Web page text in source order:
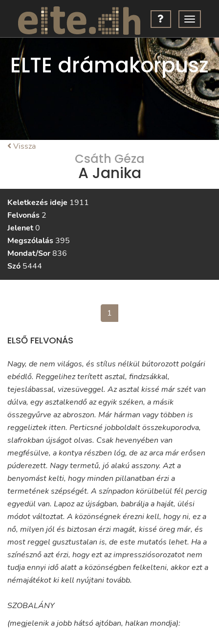
ELTE drámakorpusz
Vissza
Csáth Géza
A Janika
Keletkezés ideje 1911
Felvonás 2
Jelenet0
Megszólalás 395
Mondat/Sor836
Szó 5444
1
ELSŐ FELVONÁS
Nagy, de nem világos, és stílus nélkül bútorozott polgári
ebédlő. Reggelihez terített asztal, findzsákkal,
tejeslábassal, vizesüveggel. Az asztal kissé már szét van
dúlva, egy asztalkendő az egyik széken, a másik
összegyűrve az abroszon. Már hárman vagy többen is
reggeliztek itten. Perticsné jobboldalt összekuporodva,
slafrokban újságot olvas. Csak hevenyében van
megfésülve, a kontya részben lóg, de az arca már erősen
púderezett. Nagy termetű, jó alakú asszony. Azt a
benyomást kelti, hogy minden pillanatban érzi a
termetének szépségét. A színpadon körülbelül fél percig
egyedül van. Lapoz az újságban, babrálja a haját, ülési
módot változtat. A közönségnek érezni kell, hogy ni, ez a
nő, milyen jól és biztosan érzi magát, kissé öreg már, és
most reggel gusztustalan is, de este mutatós lehet. Ha a
színésznő azt érzi, hogy ezt az impressziósorozatot nem
tudja ennyi idő alatt a közönségben felkelteni, akkor ezt a
némajátékot ki kell nyújtani tovább.
SZOBALÁNY
(megjelenik a jobb hátsó ajtóban, halkan mondja):